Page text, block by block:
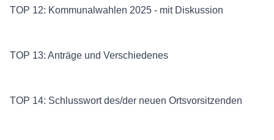
TOP 12: Kommunalwahlen 2025 - mit Diskussion
TOP 13: Anträge und Verschiedenes
TOP 14: Schlusswort des/der neuen Ortsvorsitzenden